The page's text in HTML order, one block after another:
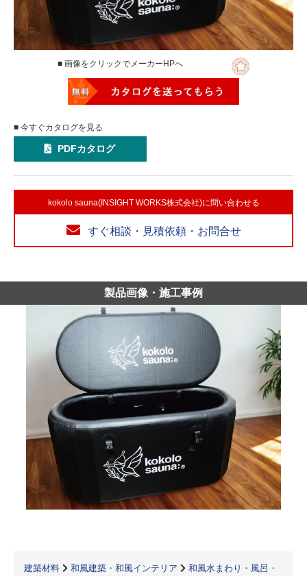
■ 画像をクリックでメーカーHPへ
■ 今すぐカタログを見る
PDFカタログ
kokolo sauna(INSIGHT WORKS株式会社)に問い合わせる
すぐ相談・見積依頼・お問合せ
製品画像・施工事例
建築材料 和風建築・和風インテリア
和風水まわり・風呂・